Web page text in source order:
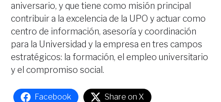
aniversario, y que tiene como misión principal
contribuir a la excelencia de la UPO y actuar como
centro de información, asesoría y coordinación
para la Universidad y la empresa en tres campos
estratégicos: la formación, el empleo universitario
y el compromiso social.
Facebook Share on X